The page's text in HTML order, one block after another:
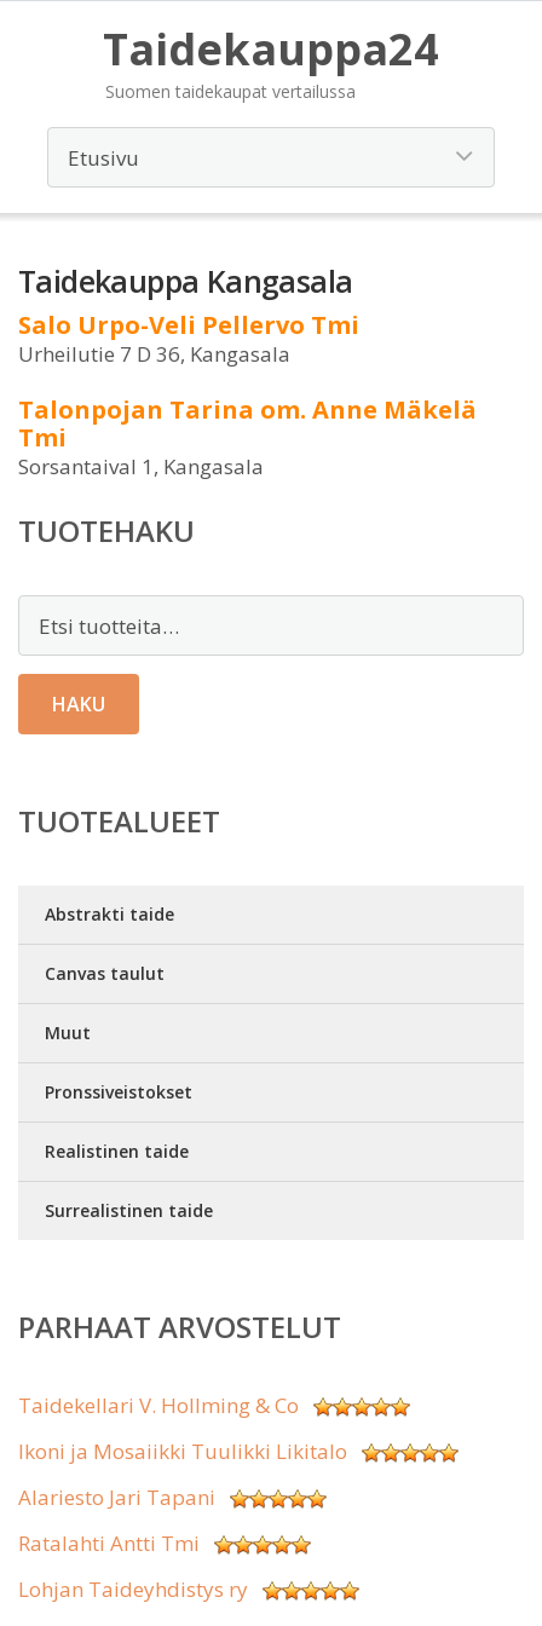
Taidekauppa24
Suomen taidekaupat vertailussa
Taidekauppa Kangasala
Salo Urpo-Veli Pellervo Tmi
Urheilutie 7 D 36, Kangasala
Talonpojan Tarina om. Anne Mäkelä
Tmi
Sorsantaival 1, Kangasala
TUOTEHAKU
HAKU
TUOTEALUEET
Abstrakti taide
Canvas taulut
Muut
Pronssiveistokset
Realistinen taide
Surrealistinen taide
PARHAAT ARVOSTELUT
Taidekellari V. Hollming & Co
Ikoni ja Mosaiikki Tuulikki Likitalo
Alariesto Jari Tapani
Ratalahti Antti Tmi
Lohjan Taideyhdistys ry